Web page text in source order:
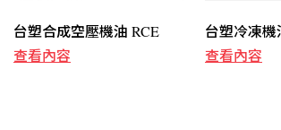
台塑合成空壓機油 RCE
查看內容
台塑冷凍機
查看內容